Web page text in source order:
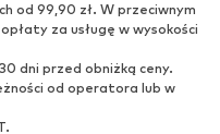
od 99,90 zł. W przeciwnym
za usługę w wysokości
dni przed obniżką ceny.
od operatora lub w